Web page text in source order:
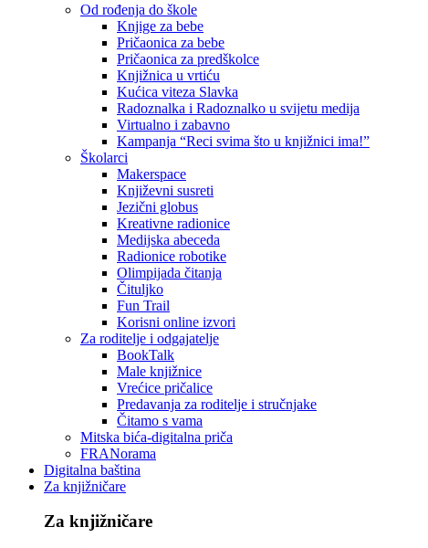
Od rođenja do škole
Knjige za bebe
Pričaonica za bebe
Pričaonica za predškolce
Knjižnica u vrtiću
Kućica viteza Slavka
Radoznalka i Radoznalko u svijetu medija
Virtualno i zabavno
Kampanja “Reci svima što u knjižnici ima!”
Školarci
Makerspace
Književni susreti
Jezični globus
Kreativne radionice
Medijska abeceda
Radionice robotike
Olimpijada čitanja
Čituljko
Fun Trail
Korisni online izvori
Za roditelje i odgajatelje
BookTalk
Male knjižnice
Vrećice pričalice
Predavanja za roditelje i stručnjake
Čitamo s vama
Mitska bića-digitalna priča
FRANorama
Digitalna baština
Za knjižničare
Za knjižničare